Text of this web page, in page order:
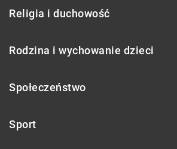
Religia i duchowość
Rodzina i wychowanie dzieci
Społeczeństwo
Sport